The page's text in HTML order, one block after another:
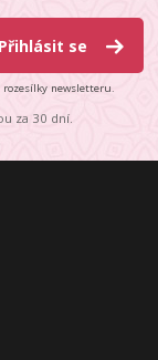
Přihlásit se
rozesílky newsletteru.
za 30 dní.